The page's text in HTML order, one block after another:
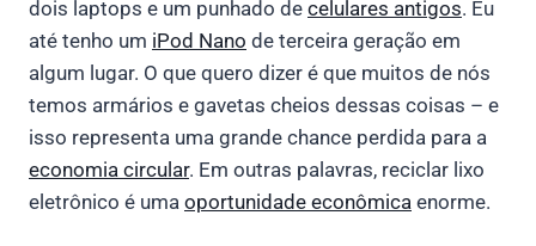
dois laptops e um punhado de celulares antigos. Eu
até tenho um iPod Nano de terceira geração em
algum lugar. O que quero dizer é que muitos de nós
temos armários e gavetas cheios dessas coisas – e
isso representa uma grande chance perdida para a
economia circular. Em outras palavras, reciclar lixo
eletrônico é uma oportunidade econômica enorme.